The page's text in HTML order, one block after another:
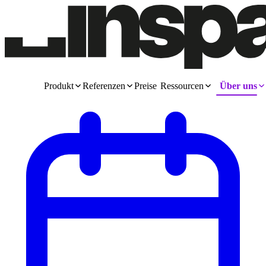
Produkt Referenzen Preise Ressourcen Über uns